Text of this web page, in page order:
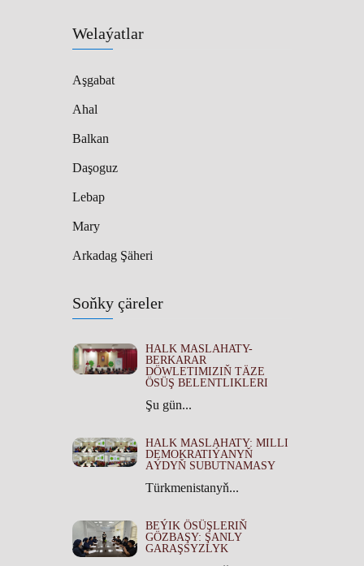
Welaýatlar
Aşgabat
Ahal
Balkan
Daşoguz
Lebap
Mary
Arkadag Şäheri
Soňky çäreler
HALK MASLAHATY-
BERKARAR
DÖWLETIMIZIŇ TÄZE
ÖSÜŞ BELENTLIKLERI
Şu gün...
HALK MASLAHATY: MILLI
DEMOKRATIÝANYŇ
AÝDYŇ SUBUTNAMASY
Türkmenistanyň...
BEÝIK ÖSÜŞLERIŇ
GÖZBAŞY: ŞANLY
GARAŞSYZLYK